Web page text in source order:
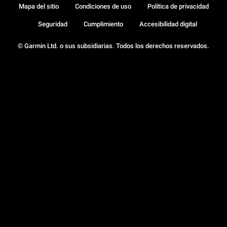
© Garmin Ltd. o sus subsidiarias. Todos los derechos reservados.
Mapa del sitio Condiciones de uso Política de privacidad
Seguridad Cumplimiento Accesibilidad digital